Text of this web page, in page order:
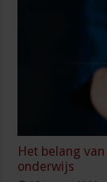
Het belang
onderwijs